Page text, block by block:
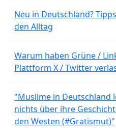
Neu in Deutschland?
den Alltag
Warum haben Grüne /
Plattform X / Twitter
"Muslime in Deutschland
nichts über ihre
den Westen (#Gratismut)"